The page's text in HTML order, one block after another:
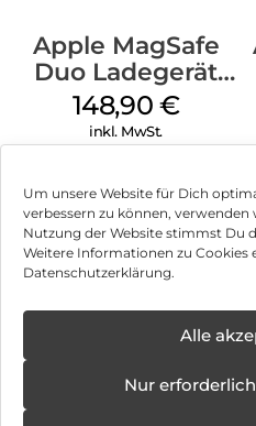
Um unsere Website für Dich
verbessern zu können,
Nutzung der Website stimmst Du
Weitere Informationen zu Cookies
Datenschutzerklärung.
Alle
Nur
Apple MagSafe
Duo Ladegerät
Weiß
148,90 €
inkl. MwSt.
Impressum
Hinweis zur Batterieentsorgung